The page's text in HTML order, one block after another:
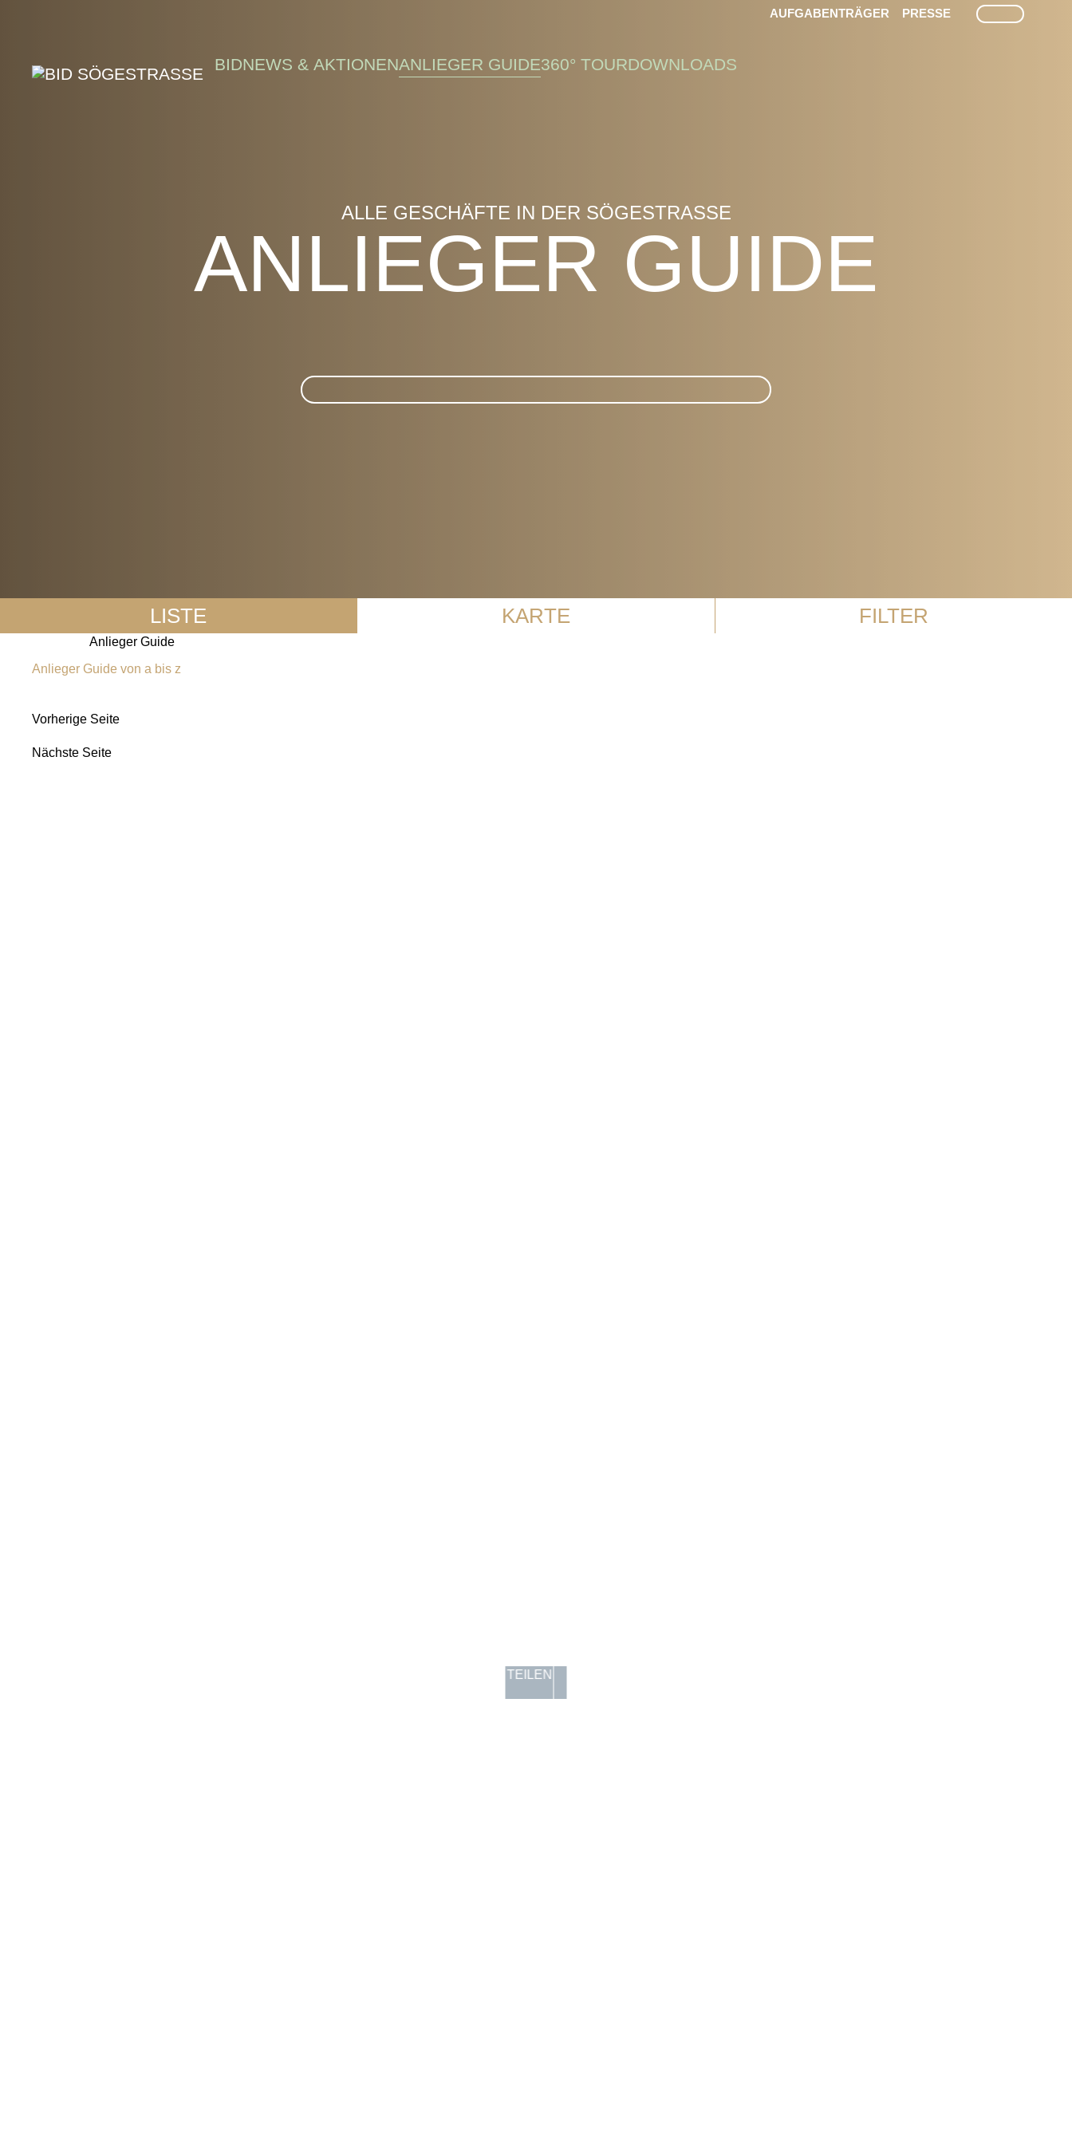
AUFGABENTRÄGER PRESSE SUCHE
ALLE GESCHÄFTE IN DER SÖGESTRASSE
ANLIEGER GUIDE
Suche im Anlieger Guide
BIDNEWS & AKTIONENANLIEGER GUIDE360° TOURDOWNLOADS
LISTE KARTE FILTER
Anlieger Guide
Anlieger Guide von a bis z
Vorherige Seite
Nächste Seite
TEILEN